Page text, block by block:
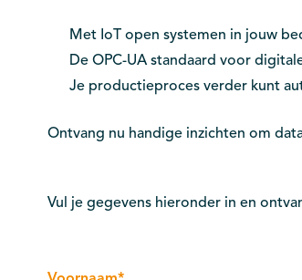
Met IoT open systemen in jouw
De OPC-UA standaard voor
Je productieproces verder kunt
Ontvang nu handige inzichten om
Vul je gegevens hieronder in en